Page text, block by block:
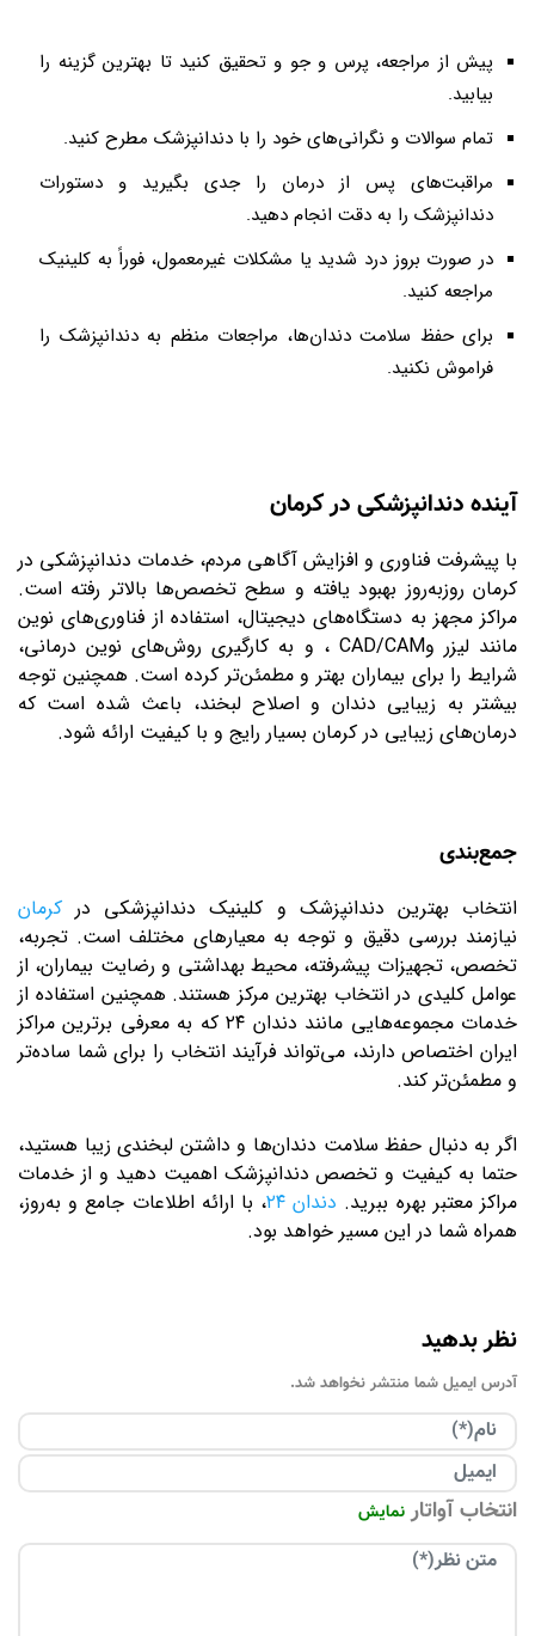
پیش از مراجعه، پرس و جو و تحقیق کنید تا بهترین گزینه را
بیابید.
تمام سوالات و نگرانی‌های خود را با دندانپزشک مطرح کنید.
مراقبت‌های پس از درمان را جدی بگیرید و دستورات
دندانپزشک را به دقت انجام دهید.
در صورت بروز درد شدید یا مشکلات غیرمعمول، فوراً به کلینیک
مراجعه کنید.
برای حفظ سلامت دندان‌ها، مراجعات منظم به دندانپزشک را
فراموش نکنید.
آینده دندانپزشکی در کرمان
با پیشرفت فناوری و افزایش آگاهی مردم، خدمات دندانپزشکی در
کرمان روزبه‌روز بهبود یافته و سطح تخصص‌ها بالاتر رفته است.
مراکز مجهز به دستگاه‌های دیجیتال، استفاده از فناوری‌های نوین
مانند لیزر وCAD/CAM، و به کارگیری روش‌های نوین درمانی،
شرایط را برای بیماران بهتر و مطمئن‌تر کرده است. همچنین توجه
بیشتر به زیبایی دندان و اصلاح لبخند، باعث شده است که
درمان‌های زیبایی در کرمان بسیار رایج و با کیفیت ارائه شود.
جمع‌بندی
انتخاب بهترین دندانپزشک و کلینیک دندانپزشکی در کرمان
نیازمند بررسی دقیق و توجه به معیارهای مختلف است. تجربه،
تخصص، تجهیزات پیشرفته، محیط بهداشتی و رضایت بیماران، از
عوامل کلیدی در انتخاب بهترین مرکز هستند. همچنین استفاده از
خدمات مجموعه‌هایی مانند دندان ۲۴ که به معرفی برترین مراکز
ایران اختصاص دارند، می‌تواند فرآیند انتخاب را برای شما ساده‌تر
و مطمئن‌تر کند.
اگر به دنبال حفظ سلامت دندان‌ها و داشتن لبخندی زیبا هستید،
حتما به کیفیت و تخصص دندانپزشک اهمیت دهید و از خدمات
مراکز معتبر بهره ببرید. دندان ۲۴
، با ارائه اطلاعات جامع و به‌روز،
همراه شما در این مسیر خواهد بود.
نظر بدهید
آدرس ایمیل شما منتشر نخواهد شد.
انتخاب آواتار نمایش